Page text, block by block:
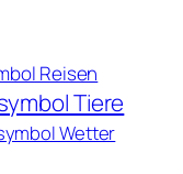
Reisen
Tiere
Wetter